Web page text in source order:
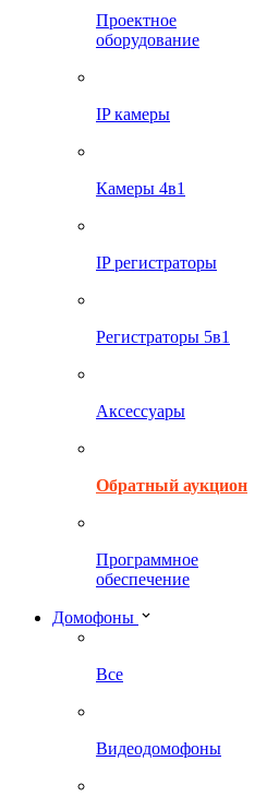
Проектное
оборудование
IP камеры
Камеры 4в1
IP регистраторы
Регистраторы 5в1
Аксессуары
Обратный аукцион
Программное
обеспечение
Домофоны
Все
Видеодомофоны